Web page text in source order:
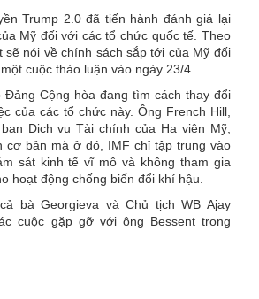
Trump 2.0 đã tiến hành đánh giá lại
Mỹ đối với các tổ chức quốc tế. Theo
sẽ nói về chính sách sắp tới của Mỹ đối
cuộc thảo luận vào ngày 23/4.
Đảng Cộng hòa đang tìm cách thay đổi
của các tổ chức này. Ông French Hill,
Dịch vụ Tài chính của Hạ viện Mỹ,
cơ bản mà ở đó, IMF chỉ tập trung vào
sát kinh tế vĩ mô và không tham gia
hoạt động chống biến đổi khí hậu.
bà Georgieva và Chủ tịch WB Ajay
cuộc gặp gỡ với ông Bessent trong